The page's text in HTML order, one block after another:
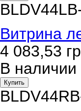
Витрина
4 083,53
В наличии
Купить